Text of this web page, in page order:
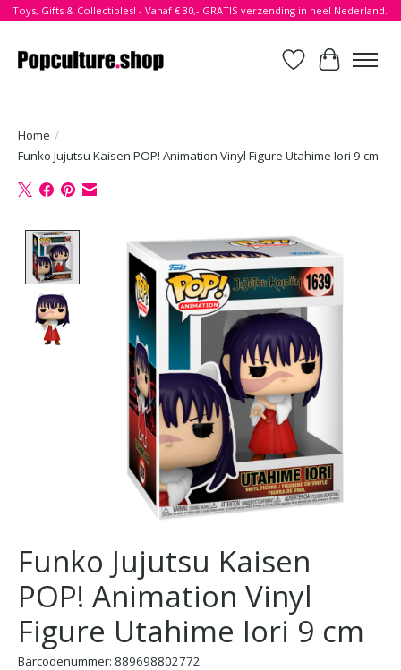
Toys, Gifts & Collectibles! - Vanaf € 30,- GRATIS verzending in heel Nederland.
Verlanglijst
Home /
Funko Jujutsu Kaisen POP! Animation Vinyl Figure Utahime Iori 9 cm
Product image slideshow Items
Funko Jujutsu Kaisen
POP! Animation Vinyl
Figure Utahime Iori 9 cm
Barcodenummer: 889698802772